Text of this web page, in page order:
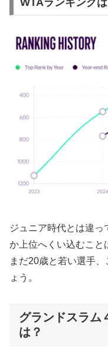
ジュニア時代とは違っ
か上位へくい込むこと
まだ20歳と若い選手
ょう。
グランドスラム
は？